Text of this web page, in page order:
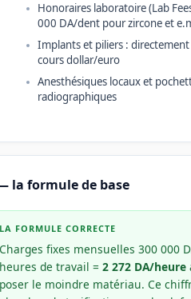
Honoraires laboratoire (Lab
000 DA/dent pour zircone et
Implants et piliers : directement
cours dollar/euro
Anesthésiques locaux et
radiographiques
la formule de base
LA FORMULE CORRECTE
Charges fixes mensuelles 300 000
heures de travail = 2 272 DA/heure
poser le moindre matériau. Ce